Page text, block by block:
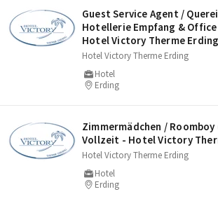
Guest Service Agent /​
Hotellerie Empfang &
Hotel Victory Therme Erding
Hotel Victory Therme Erding
Hotel
Erding
Zimmermädchen /​
Vollzeit - Hotel Victory
Hotel Victory Therme Erding
Hotel
Erding